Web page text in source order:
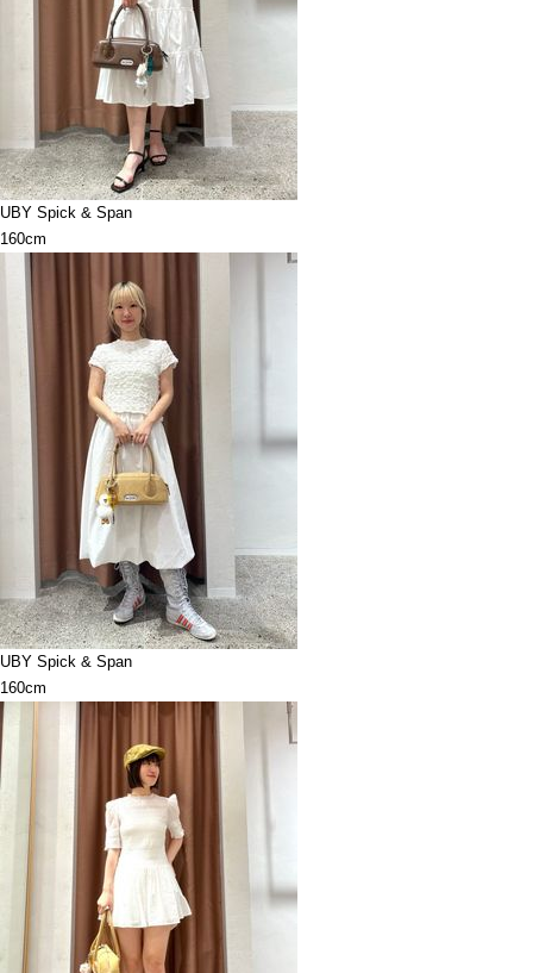
UBY Spick & Span
160cm
UBY Spick & Span
160cm